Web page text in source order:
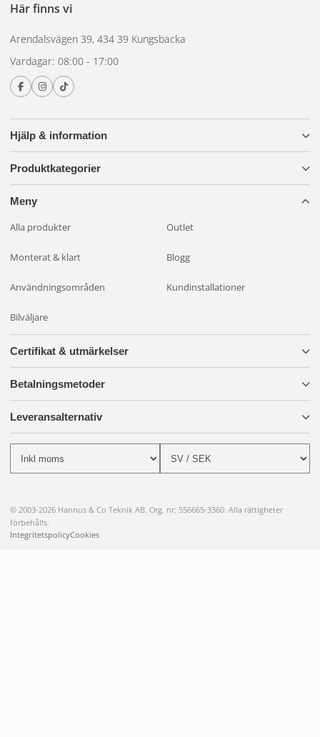
Hjälp & information
Produktkategorier
Meny
Alla produkter Outlet
Monterat & klart Blogg
Användningsområden Kundinstallationer
Bilväljare
Här finns vi
Arendalsvägen 39, 434 39 Kungsbacka
Vardagar: 08:00 - 17:00
Certifikat & utmärkelser
Betalningsmetoder
Leveransalternativ
© 2003-2026 Hannus & Co Teknik AB. Org. nr: 556665-3360. Alla rättigheter
förbehålls.
IntegritetspolicyCookies